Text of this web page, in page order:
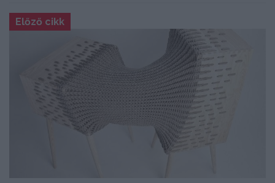
Előző cikk